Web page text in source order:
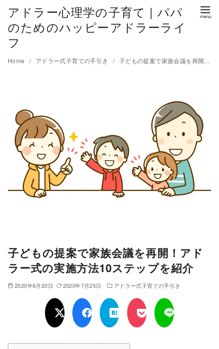
アドラー心理学の子育て | パパ
のためのハッピーアドラーライ
フ
Home アドラー式子育ての手引き 子どもの提案で家族会議を再開！アドラー式の実施方法10ステップを紹介
子どもの提案で家族会議を再開！アド
ラー式の実施方法10ステップを紹介
2020年6月20日 2020年7月25日 アドラー式子育ての手引き